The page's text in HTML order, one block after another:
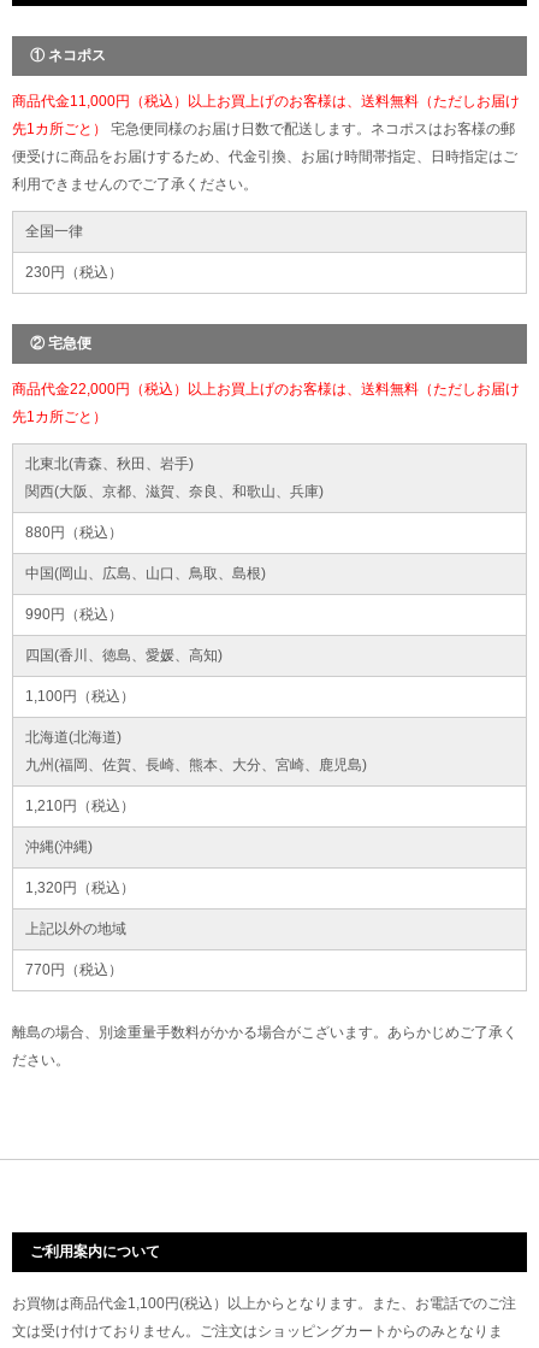
① ネコポス
商品代金11,000円（税込）以上お買上げのお客様は、送料無料（ただしお届け
先1カ所ごと） 宅急便同様のお届け日数で配送します。ネコポスはお客様の郵
便受けに商品をお届けするため、代金引換、お届け時間帯指定、日時指定はご
利用できませんのでご了承ください。
全国一律
230円（税込）
② 宅急便
商品代金22,000円（税込）以上お買上げのお客様は、送料無料（ただしお届け
先1カ所ごと）
北東北(青森、秋田、岩手)
関西(大阪、京都、滋賀、奈良、和歌山、兵庫)
880円（税込）
中国(岡山、広島、山口、鳥取、島根)
990円（税込）
四国(香川、徳島、愛媛、高知)
1,100円（税込）
北海道(北海道)
九州(福岡、佐賀、長崎、熊本、大分、宮崎、鹿児島)
1,210円（税込）
沖縄(沖縄)
1,320円（税込）
上記以外の地域
770円（税込）
離島の場合、別途重量手数料がかかる場合がこざいます。あらかじめご了承く
ださい。
ご利用案内について
お買物は商品代金1,100円(税込）以上からとなります。また、お電話でのご注
文は受け付けておりません。ご注文はショッピングカートからのみとなりま